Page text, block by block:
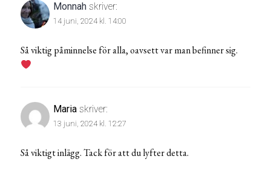
Monnah skriver:
14 juni, 2024 kl. 14:00
Så viktig påminnelse för alla, oavsett var man befinner sig.
Maria skriver:
13 juni, 2024 kl. 12:27
Så viktigt inlägg. Tack för att du lyfter detta.